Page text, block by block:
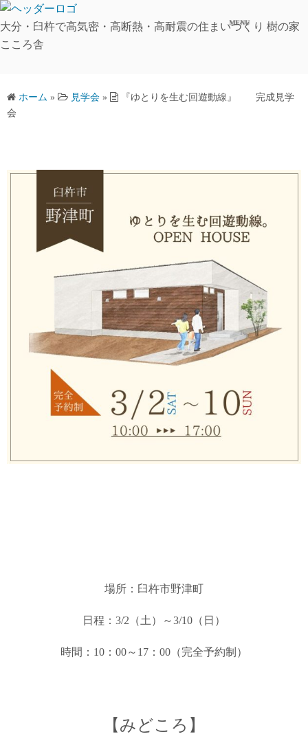
コ
ン
テ
へ
ス
大分・臼杵で高気密・高断熱・高耐震の住まいづくり 樹の家
こころ舎
MENU
ホーム » 見学会 »
『ゆとりを生む回遊動線』 完成見学
会
場所：臼杵市野津町
日程：3/2（土）～3/10（日）
時間：10：00～17：00（完全予約制）
【みどころ】